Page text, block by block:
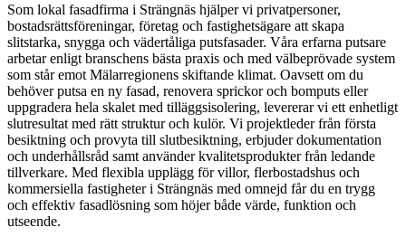
Som lokal fasadfirma i Strängnäs hjälper vi privatpersoner,
bostadsrättsföreningar, företag och fastighetsägare att skapa
slitstarka, snygga och vädertåliga putsfasader. Våra erfarna putsare
arbetar enligt branschens bästa praxis och med välbeprövade system
som står emot Mälarregionens skiftande klimat. Oavsett om du
behöver putsa en ny fasad, renovera sprickor och bomputs eller
uppgradera hela skalet med tilläggsisolering, levererar vi ett enhetligt
slutresultat med rätt struktur och kulör. Vi projektleder från första
besiktning och provyta till slutbesiktning, erbjuder dokumentation
och underhållsråd samt använder kvalitetsprodukter från ledande
tillverkare. Med flexibla upplägg för villor, flerbostadshus och
kommersiella fastigheter i Strängnäs med omnejd får du en trygg
och effektiv fasadlösning som höjer både värde, funktion och
utseende.